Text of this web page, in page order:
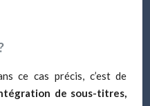
ce cas précis, c’est de
de sous-titres,